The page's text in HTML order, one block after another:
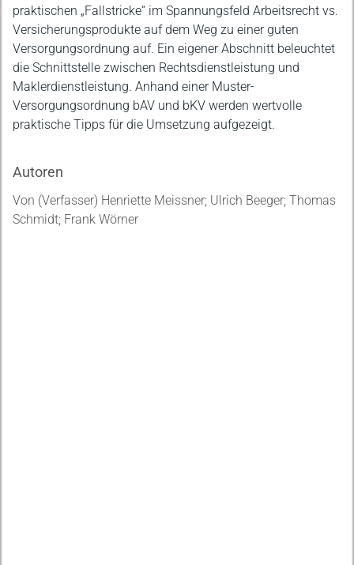
praktischen „Fallstricke“ im Spannungsfeld Arbeitsrecht vs.
Versicherungsprodukte auf dem Weg zu einer guten
Versorgungsordnung auf. Ein eigener Abschnitt beleuchtet
die Schnittstelle zwischen Rechtsdienstleistung und
Maklerdienstleistung. Anhand einer Muster-
Versorgungsordnung bAV und bKV werden wertvolle
praktische Tipps für die Umsetzung aufgezeigt.
Autoren
Von (Verfasser) Henriette Meissner; Ulrich Beeger; Thomas
Schmidt; Frank Wörner